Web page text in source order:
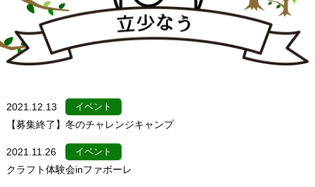
2021.12.13 イベント
【募集終了】冬のチャレンジキャンプ
2021.11.26 イベント
クラフト体験会inファボーレ